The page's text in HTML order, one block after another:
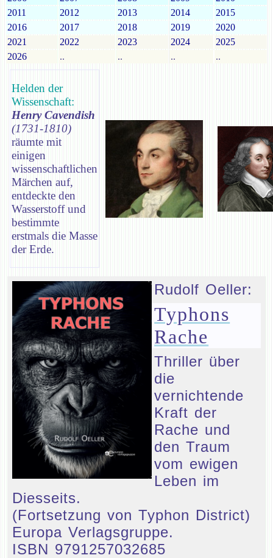
2011
2012 2013 2014
2015
2016
2017 2018 2019
2020
2021
2022 2023 2024
2025
2026
.. .. .. ..
Helden der
Wissenschaft:
Henry Cavendish
(1731-1810)
räumte mit
einigen
wissenschaftlichen
Märchen auf,
entdeckte den
Wasserstoff und
bestimmte
erstmals die Masse
der Erde.
Rudolf Oeller:
Typhons
Rache
Thriller über
die
vernichtende
Kraft der
Rache und
den Traum
vom ewigen
Leben im
Diesseits.
(Fortsetzung von Typhon District)
Europa Verlagsgruppe.
ISBN 9791257032685